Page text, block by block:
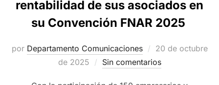
rentabilidad de sus asociados en
su Convención FNAR 2025
por Departamento Comunicaciones
Publicado
el
20 de octubre
de 2025
Sin comentarios